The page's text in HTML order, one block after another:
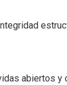
abiertos